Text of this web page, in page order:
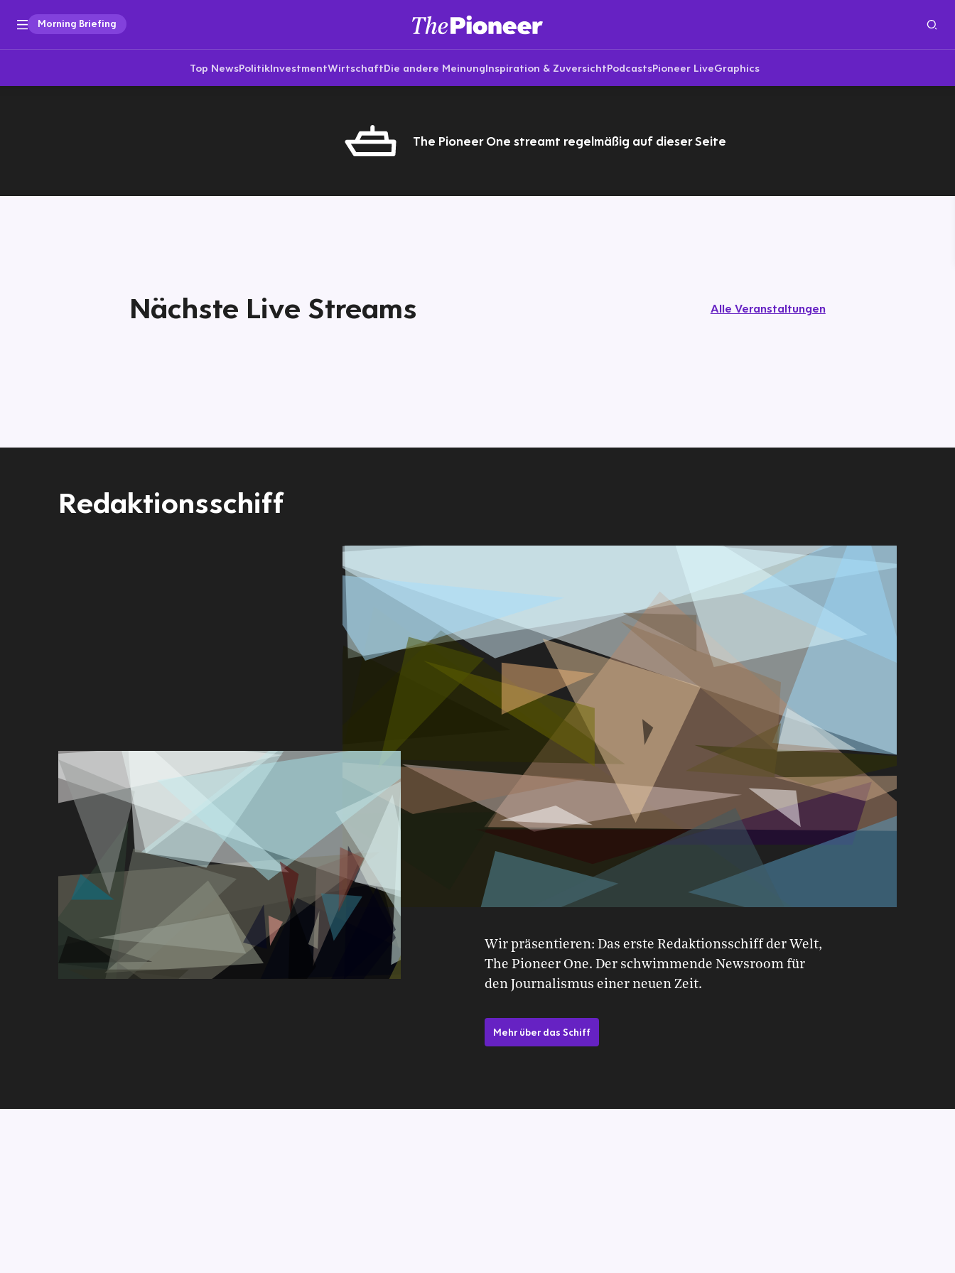
Morning Briefing
Top NewsPolitikInvestmentWirtschaftDie andere MeinungInspiration & ZuversichtPodcastsPioneer LiveGraphics
The Pioneer One streamt regelmäßig auf dieser Seite
Nächste Live Streams Alle Veranstaltungen
Redaktionsschiff
Wir präsentieren: Das erste Redaktionsschiff der Welt,
The Pioneer One. Der schwimmende Newsroom für
den Journalismus einer neuen Zeit.
Mehr über das Schiff